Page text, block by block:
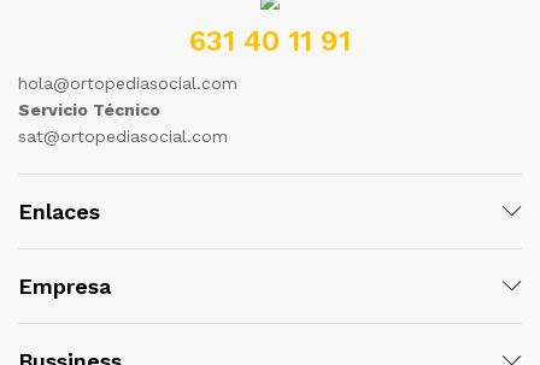
631 40 11 91
hola@ortopediasocial.com
Servicio Técnico
sat@ortopediasocial.com
Enlaces
Empresa